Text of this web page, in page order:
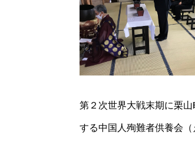
第２次世界大戦末期に栗
する中国人殉難者供養会